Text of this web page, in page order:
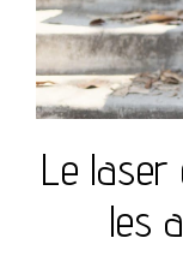
Le laser
les